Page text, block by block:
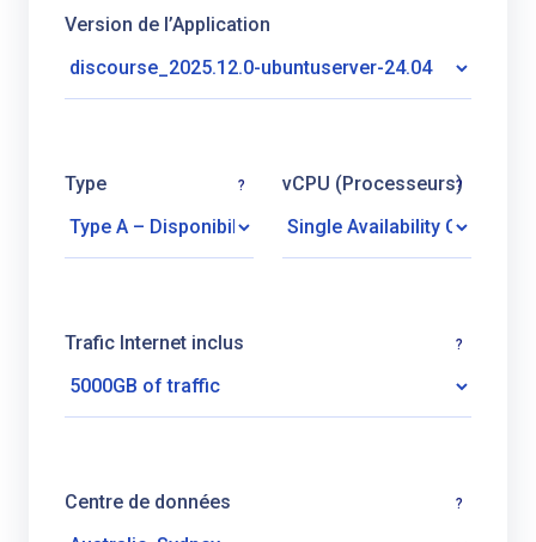
Version de l’Application
Type ? vCPU (Processeurs)
?
Trafic Internet inclus ?
Centre de données ?